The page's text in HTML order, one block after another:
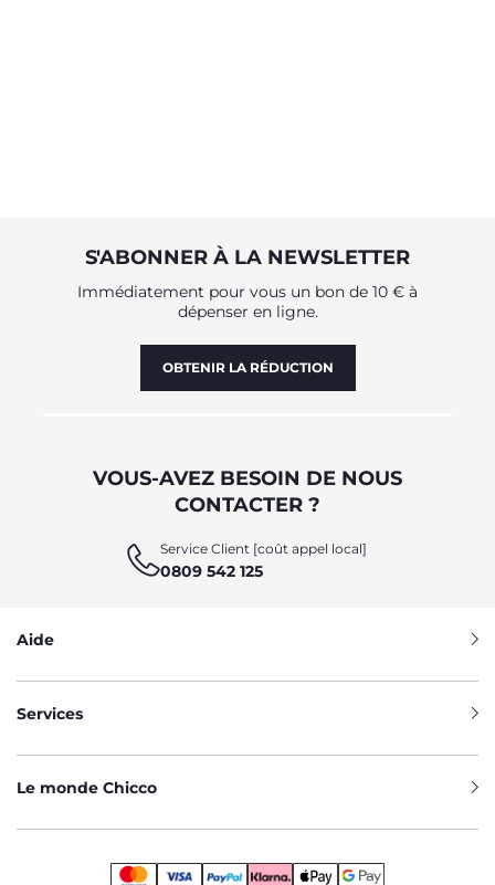
S'ABONNER À LA NEWSLETTER
Immédiatement pour vous un bon de 10 € à
dépenser en ligne.
OBTENIR LA RÉDUCTION
VOUS-AVEZ BESOIN DE NOUS
CONTACTER ?
Service Client [coût appel local]
0809 542 125
Aide
Services
Le monde Chicco